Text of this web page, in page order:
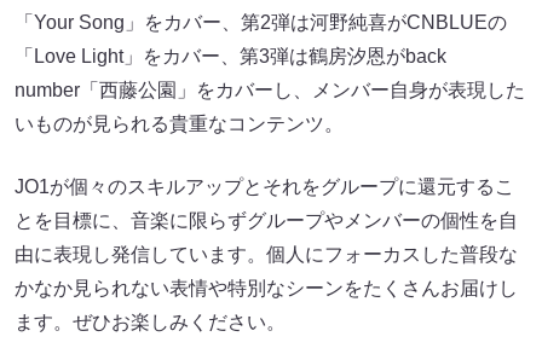
「Your Song」をカバー、第2弾は河野純喜がCNBLUEの
「Love Light」をカバー、第3弾は鶴房汐恩がback
number「西藤公園」をカバーし、メンバー自身が表現した
いものが見られる貴重なコンテンツ。
JO1が個々のスキルアップとそれをグループに還元するこ
とを目標に、音楽に限らずグループやメンバーの個性を自
由に表現し発信しています。個人にフォーカスした普段な
かなか見られない表情や特別なシーンをたくさんお届けし
ます。ぜひお楽しみください。